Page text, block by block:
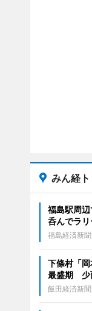
みん経
福島駅周辺
呑んでラ
福島経済新聞
下條村「
最盛期 少
飯田経済新聞